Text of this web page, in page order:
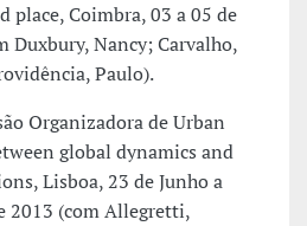
place, Coimbra, 03 a 05 de
Duxbury, Nancy; Carvalho,
Paulo).
Organizadora de Urban
global dynamics and
Lisboa, 23 de Junho a
2013 (com Allegretti,